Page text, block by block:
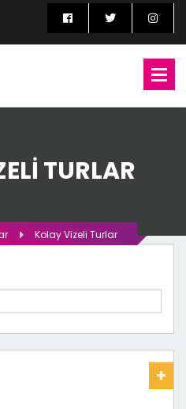
TURLAR
Kolay Vizeli Turlar